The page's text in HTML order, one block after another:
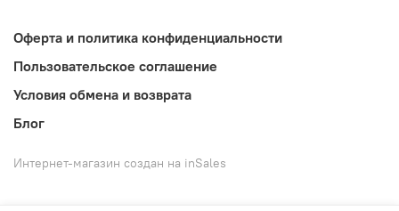
Оферта и политика конфиденциальности
Пользовательское соглашение
Условия обмена и возврата
Блог
Интернет-магазин создан на inSales